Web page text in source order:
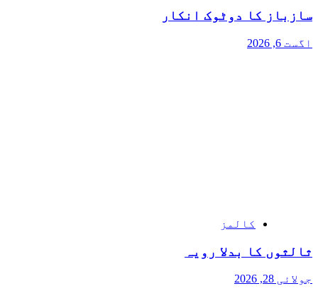
سازباز کا دوٹوک انکار
اگست 6, 2026
کالمز
ثالثوں کا بدلا رویہ
جولائی 28, 2026